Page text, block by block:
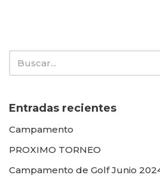
Entradas recientes
Campamento
PROXIMO TORNEO
Campamento de Golf Junio